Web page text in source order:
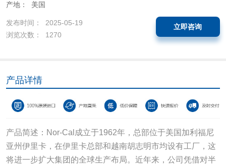
产地： 美国
发布时间： 2025-05-19
浏览次数： 1270
立即咨询
产品详情
​产品简述：Nor-Cal成立于1962年，总部位于美国加利福尼
亚州伊里卡，在伊里卡总部和越南胡志明市均设有工厂，这
将进一步扩大集团的全球生产布局。近年来，公司凭借对半